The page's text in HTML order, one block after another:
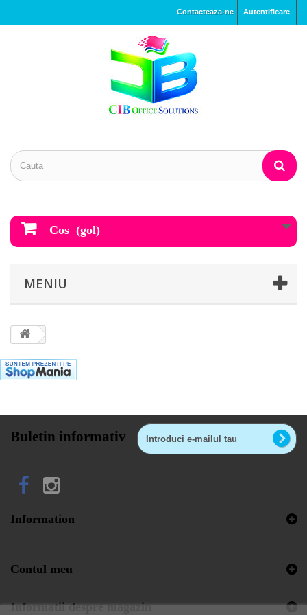
Autentificare
Contacteaza-ne
Cos (gol)
MENIU
Buletin informativ
Information
.
Contul meu
Informatii despre magazin